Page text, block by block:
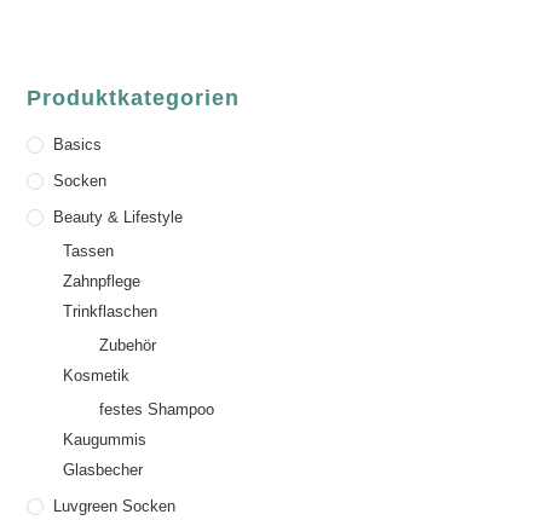
Produktkategorien
Basics
Socken
Beauty & Lifestyle
Tassen
Zahnpflege
Trinkflaschen
Zubehör
Kosmetik
festes Shampoo
Kaugummis
Glasbecher
Luvgreen Socken